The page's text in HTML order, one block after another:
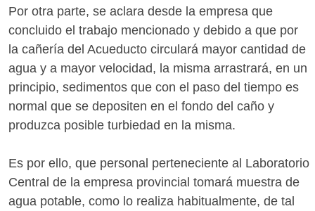
Por otra parte, se aclara desde la empresa que
concluido el trabajo mencionado y debido a que por
la cañería del Acueducto circulará mayor cantidad de
agua y a mayor velocidad, la misma arrastrará, en un
principio, sedimentos que con el paso del tiempo es
normal que se depositen en el fondo del caño y
produzca posible turbiedad en la misma.
Es por ello, que personal perteneciente al Laboratorio
Central de la empresa provincial tomará muestra de
agua potable, como lo realiza habitualmente, de tal